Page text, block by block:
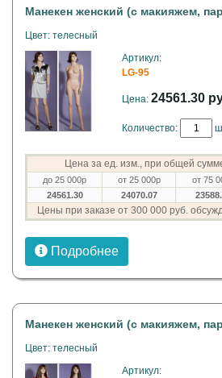
Манекен женский (с макияжем,
Цвет: телесный
Артикул:
LG-95
Цена: 24561.30
Количество:
Цена за ед. изм., при общей
до 25 000р от 25 000р от 75
24561.30
24070.07
Цены при заказе от 300 000 руб.
Подробнее
Манекен женский (с макияжем,
Цвет: телесный
Артикул: